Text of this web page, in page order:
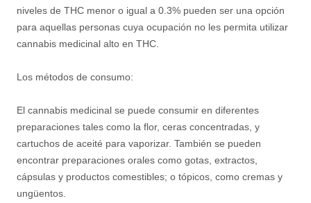
niveles de THC menor o igual a 0.3% pueden ser una opción
para aquellas personas cuya ocupación no les permita utilizar
cannabis medicinal alto en THC.
Los métodos de consumo:
El cannabis medicinal se puede consumir en diferentes
preparaciones tales como la flor, ceras concentradas, y
cartuchos de aceité para vaporizar. También se pueden
encontrar preparaciones orales como gotas, extractos,
cápsulas y productos comestibles; o tópicos, como cremas y
ungüentos.